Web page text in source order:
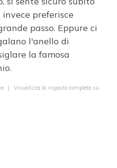
preferisce
passo. Eppure ci
l'anello di
la famosa
| Visualizza la risposta completa su